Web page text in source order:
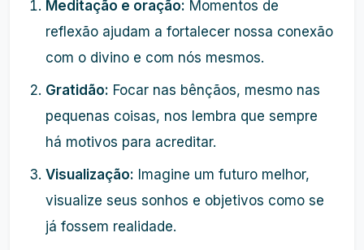
Meditação e oração: Momentos de
reflexão ajudam a fortalecer nossa conexão
com o divino e com nós mesmos.
Gratidão: Focar nas bênçãos, mesmo nas
pequenas coisas, nos lembra que sempre
há motivos para acreditar.
Visualização: Imagine um futuro melhor,
visualize seus sonhos e objetivos como se
já fossem realidade.